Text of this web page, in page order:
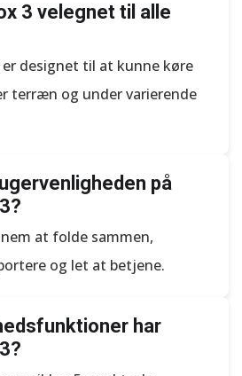
3 velegnet til alle
er designet til at kunne køre
terræn og under varierende
på
at folde sammen,
og let at betjene.
har